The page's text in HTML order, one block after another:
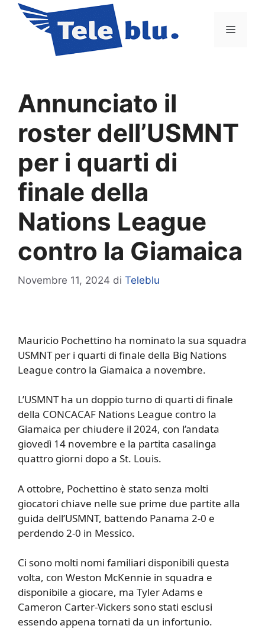
contenuto
Menu
Annunciato il
roster dell’USMNT
per i quarti di
finale della
Nations League
contro la Giamaica
Novembre 11, 2024 di Teleblu
Mauricio Pochettino ha nominato la sua squadra
USMNT per i quarti di finale della Big Nations
League contro la Giamaica a novembre.
L’USMNT ha un doppio turno di quarti di finale
della CONCACAF Nations League contro la
Giamaica per chiudere il 2024, con l’andata
giovedì 14 novembre e la partita casalinga
quattro giorni dopo a St. Louis.
A ottobre, Pochettino è stato senza molti
giocatori chiave nelle sue prime due partite alla
guida dell’USMNT, battendo Panama 2-0 e
perdendo 2-0 in Messico.
Ci sono molti nomi familiari disponibili questa
volta, con Weston McKennie in squadra e
disponibile a giocare, ma Tyler Adams e
Cameron Carter-Vickers sono stati esclusi
essendo appena tornati da un infortunio.